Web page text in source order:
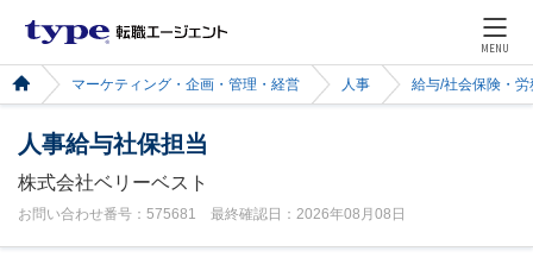
MENU
マーケティング・企画・管理・経営 人事 給与/社会保険・労
人事給与社保担当
株式会社ベリーベスト
お問い合わせ番号：575681 最終確認日：2026年08月08日